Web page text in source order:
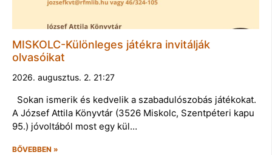
MISKOLC-Különleges játékra invitálják
olvasóikat
2026. augusztus. 2. 21:27
Sokan ismerik és kedvelik a szabadulószobás játékokat.
A József Attila Könyvtár (3526 Miskolc, Szentpéteri kapu
95.) jóvoltából most egy kül…
BŐVEBBEN »